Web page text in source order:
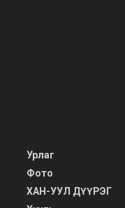
Урлаг
Фото
ХАН-УУЛ ДҮҮРЭГ